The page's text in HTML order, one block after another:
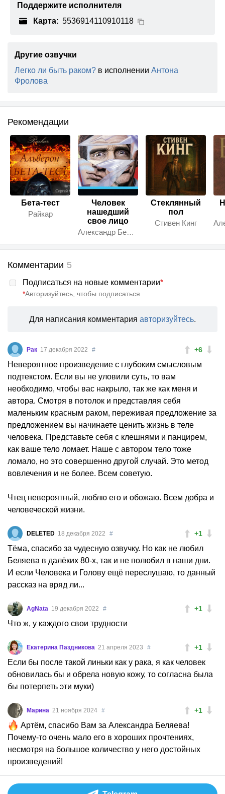
Поддержите исполнителя
Карта: 5536914110910118
Другие озвучки
Легко ли быть раком? в исполнении Антона
Фролова
Рекомендации
Бета-тест
Райкар
Человек
нашедший
свое лицо
Александр Беляев
Стеклянный
пол
Стивен Кинг
Комментарии 5
Подписаться на новые комментарии*
*Авторизуйтесь, чтобы подписаться
Для написания комментария авторизуйтесь.
+6
Рак 17 декабря 2022 #
Невероятное произведение с глубоким смысловым
подтекстом. Если вы не уловили суть, то вам
необходимо, чтобы вас накрыло, так же как меня и
автора. Смотря в потолок и представляя себя
маленьким красным раком, переживая предложение за
предложением вы начинаете ценить жизнь в теле
человека. Представьте себя с клешнями и панцирем,
как ваше тело ломает. Наше с автором тело тоже
ломало, но это совершенно другой случай. Это метод
вовлечения и не более. Всем советую.
Чтец невероятный, люблю его и обожаю. Всем добра и
человеческой жизни.
+1
DELETED 18 декабря 2022 #
Тёма, спасибо за чудесную озвучку. Но как не любил
Беляева в далёких 80-х, так и не полюбил в наши дни.
И если Человека и Голову ещё переслушаю, то данный
рассказ на вряд ли...
+1
AgNata 19 декабря 2022 #
Что ж, у каждого свои трудности
+1
Екатерина Паздникова 21 апреля 2023 #
Если бы после такой линьки как у рака, я как человек
обновилась бы и обрела новую кожу, то согласна была
бы потерпеть эти муки)
+1
Марина 21 ноября 2024 #
Артëм, спасибо Вам за Александра Беляева!
Почему-то очень мало его в хороших прочтениях,
несмотря на большое количество у него достойных
произведений!